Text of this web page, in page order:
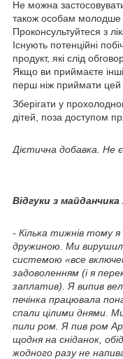
Не можна
також особам молодше
Проконсультуйтеся з
Існують потенційні
продукт, які слід
Якщо ви приймаєте
перш ніж приймати цей
Зберігати у
дітей, поза доступом
Дієтична добавка. Не
Відгуки з
- Кілька тижнів тому я
дружиною. Ми
системою «все
задоволенням (і я
заплатив). Я випив
печінка працювала
спали цілими днями.
пили ром. Я пив ром
щодня на сніданок,
жодного разу не